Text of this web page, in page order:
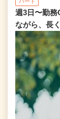
週3日〜勤務
ながら、長